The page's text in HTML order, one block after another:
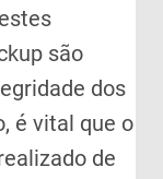
são
dos
é vital que o
de